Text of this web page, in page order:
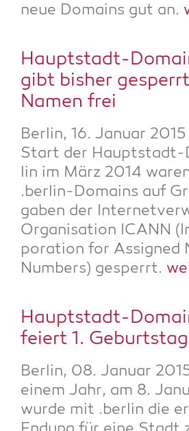
neue Domains gut an.
Haupt­stadt-
gibt bis­her
Namen frei
Ber­lin, 16. Janu­ar
Start der
lin im März 2014
.ber­lin-Domains auf
ga­ben der
Orga­ni­sa­ti­on ICANN
po­ra­ti­on for Assi­gned
Num­bers) gesperrt.
Haupt­stadt-
fei­ert 1. Geburtstag
Ber­lin, 08. Janu­ar
einem Jahr, am 8.
wur­de mit .ber­lin die